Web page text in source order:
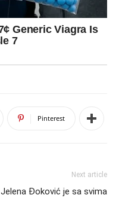
Pinterest
Next article
Jelena Đoković je sa svima